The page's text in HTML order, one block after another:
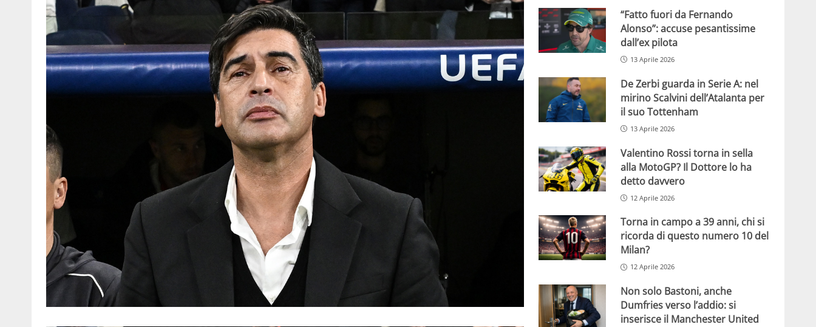
“Fatto fuori da Fernando
Alonso”: accuse pesantissime
dall’ex pilota
13 Aprile 2026
De Zerbi guarda in Serie A: nel
mirino Scalvini dell’Atalanta per
il suo Tottenham
13 Aprile 2026
Valentino Rossi torna in sella
alla MotoGP? Il Dottore lo ha
detto davvero
12 Aprile 2026
Torna in campo a 39 anni, chi si
ricorda di questo numero 10 del
Milan?
12 Aprile 2026
Non solo Bastoni, anche
Dumfries verso l’addio: si
inserisce il Manchester United